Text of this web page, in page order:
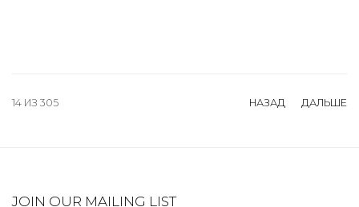
НАЗАД ДАЛЬШЕ
14 ИЗ 305
JOIN OUR MAILING LIST